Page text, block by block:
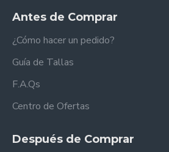
Antes de Comprar
¿Cómo hacer un pedido?
Guía de Tallas
F.A.Qs
Centro de Ofertas
Después de Comprar